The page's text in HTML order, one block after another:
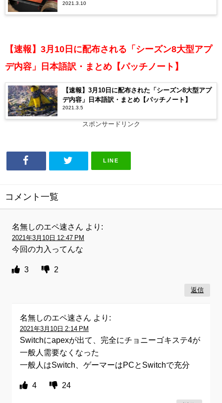
2021.3.10
【速報】3月10日に配布される「シーズン8大型アプ
デ内容」日本語訳・まとめ【パッチノート】
【速報】3月10日に配布された「シーズン8大型アプ
デ内容」日本語訳・まとめ【パッチノート】
2021.3.5
スポンサードリンク
LINE
コメント一覧
名無しのエペ速さん より:
2021年3月10日 12:47 PM
今回の力入ってんな
3 2
返信
名無しのエペ速さん より:
2021年3月10日 2:14 PM
Switchにapexが出て、完全にチョニーゴキステ4が
一般人需要なくなった
一般人はSwitch、ゲーマーはPCとSwitchで充分
4 24